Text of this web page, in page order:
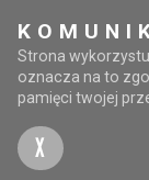
Strona
oznacza na to
pamięci twojej
X